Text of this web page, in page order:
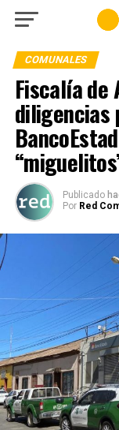
COMUNALES
Fiscalía
diligencias
Publicado
Por Red